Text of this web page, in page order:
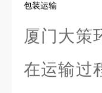
包装运输
厦门大策
在运输过